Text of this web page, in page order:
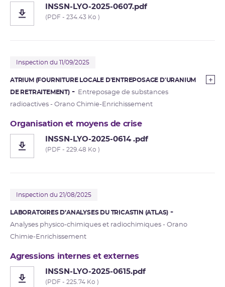
INSSN-LYO-2025-0607.pdf
(PDF - 234.43 Ko )
Inspection du 11/09/2025
ATRIUM (FOURNITURE LOCALE D'ENTREPOSAGE D'URANIUM
DE RETRAITEMENT)
Entreposage de substances
radioactives - Orano Chimie-Enrichissement
Organisation et moyens de crise
INSSN-LYO-2025-0614 .pdf
(PDF - 229.48 Ko )
Inspection du 21/08/2025
LABORATOIRES D’ANALYSES DU TRICASTIN (ATLAS)
Analyses physico-chimiques et radiochimiques - Orano
Chimie-Enrichissement
Agressions internes et externes
INSSN-LYO-2025-0615.pdf
(PDF - 225.74 Ko )